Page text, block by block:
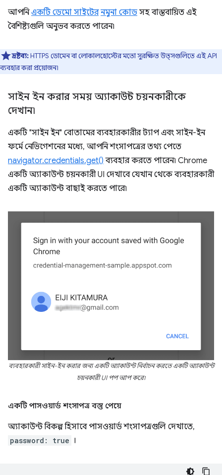
আপনিএকটি ডেমো সাইটের নমুনা কোডসহ বাস্তবায়িত এই
বৈশিষ্ট্যগুলি অনুভব করতে পারেন৷
দ্রষ্টব্য:HTTPS ডোমেন বা লোকালহোস্টের মতো সুরক্ষিত উত্সগুলিতে এই API
ব্যবহার করা প্রয়োজন৷
সাইন ইন করার সময় অ্যাকাউন্ট চয়নকারীকে
দেখান৷
একটি "সাইন ইন" বোতামের ব্যবহারকারীর ট্যাপ এবং সাইন-ইন
ফর্মে নেভিগেশনের মধ্যে, আপনি শংসাপত্রের তথ্য পেতে
navigator.credentials.get() ব্যবহার করতে পারেন৷ Chrome
একটি অ্যাকাউন্ট চয়নকারী UI দেখাবে যেখান থেকে ব্যবহারকারী
একটি অ্যাকাউন্ট বাছাই করতে পারে৷
ব্যবহারকারী সাইন-ইন করার জন্য একটি অ্যাকাউন্ট নির্বাচন করতে একটি অ্যাকাউন্ট
চয়নকারী UI পপ আপ করে৷
একটি পাসওয়ার্ড শংসাপত্র বস্তু পেয়ে
অ্যাকাউন্ট বিকল্প হিসাবে পাসওয়ার্ড শংসাপত্রগুলি দেখাতে,
password: true ।